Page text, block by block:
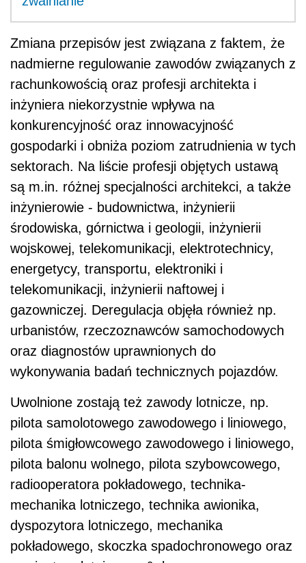
Zmiana przepisów jest związana z faktem, że
nadmierne regulowanie zawodów związanych z
rachunkowością oraz profesji architekta i
inżyniera niekorzystnie wpływa na
konkurencyjność oraz innowacyjność
gospodarki i obniża poziom zatrudnienia w tych
sektorach. Na liście profesji objętych ustawą
są m.in. różnej specjalności architekci, a także
inżynierowie - budownictwa, inżynierii
środowiska, górnictwa i geologii, inżynierii
wojskowej, telekomunikacji, elektrotechnicy,
energetycy, transportu, elektroniki i
telekomunikacji, inżynierii naftowej i
gazowniczej. Deregulacja objęła również np.
urbanistów, rzeczoznawców samochodowych
oraz diagnostów uprawnionych do
wykonywania badań technicznych pojazdów.
Uwolnione zostają też zawody lotnicze, np.
pilota samolotowego zawodowego i liniowego,
pilota śmigłowcowego zawodowego i liniowego,
pilota balonu wolnego, pilota szybowcowego,
radiooperatora pokładowego, technika-
mechanika lotniczego, technika awionika,
dyspozytora lotniczego, mechanika
pokładowego, skoczka spadochronowego oraz